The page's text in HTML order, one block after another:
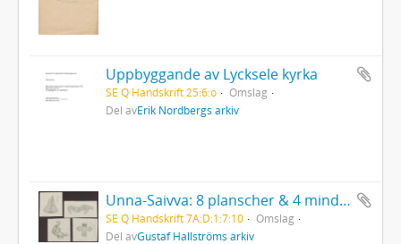
Uppbyggande av Lycksele kyrka
SE Q Handskrift 25:6:o
Omslag
Del avErik Nordbergs arkiv
Unna-Saivva: 8 planscher & 4 mindre skisser
SE Q Handskrift 7A:D:1:7:10
Omslag
Del avGustaf Hallströms arkiv